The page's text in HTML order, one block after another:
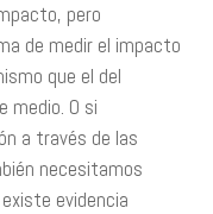
pero
de medir el impacto
que el del
medio. O si
a través de las
necesitamos
evidencia